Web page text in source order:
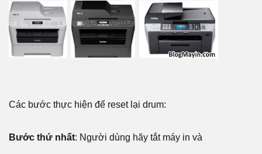
Các bước thực hiện để reset lại drum:
Bước thứ nhất: Người dùng hãy tắt máy in và